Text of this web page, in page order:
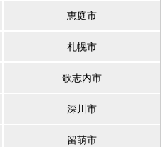
恵庭市
札幌市
歌志内市
深川市
留萌市